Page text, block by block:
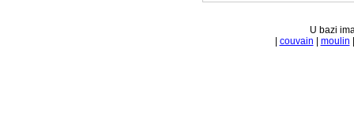
U bazi
couvain moulin